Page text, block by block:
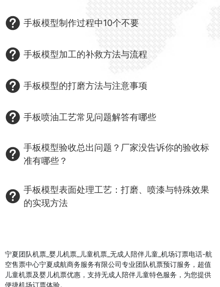
手板模型制作过程中10个不要
手板模型加工的补救方法与流程
手板模型的打磨方法与注意事项
手板喷油工艺常见问题解答有哪些
手板模型验收总出问题？厂家没告诉你的验收标
准有哪些？
手板模型表面处理工艺：打磨、喷漆与特殊效果
的实现方法
宁夏团队机票_婴儿机票_儿童机票_无成人陪伴儿童_机场订票电话-航
空售票中心宁夏成航商务服务有限公司专业团队机票预订服务，超值
儿童机票及婴儿机票优惠，支持无成人陪伴儿童特色服务，为您提供
便捷机场订票体验。